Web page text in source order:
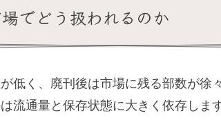
でどう扱われるのか
低く、廃刊後は市場に残る部数が徐
流通量と保存状態に大きく依存します